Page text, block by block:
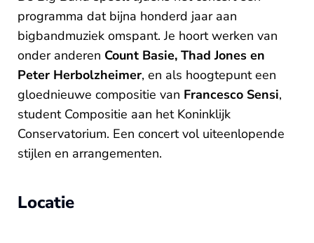
programma dat bijna honderd jaar aan
bigbandmuziek omspant. Je hoort werken van
onder anderen Count Basie, Thad Jones en
Peter Herbolzheimer, en als hoogtepunt een
gloednieuwe compositie van Francesco Sensi,
student Compositie aan het Koninklijk
Conservatorium. Een concert vol uiteenlopende
stijlen en arrangementen.
Locatie